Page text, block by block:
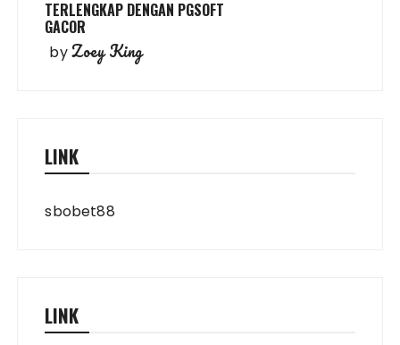
TERLENGKAP DENGAN PGSOFT
GACOR
byZoey King
LINK
sbobet88
LINK